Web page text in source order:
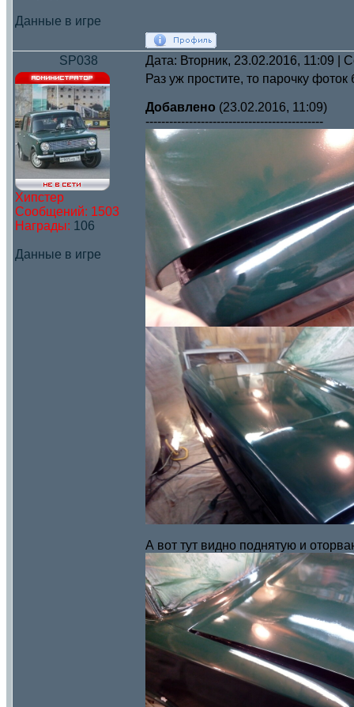
Данные в игре
SP038 Дата: Вторник, 23.02.2016, 11:09 |
Хипстер
Сообщений: 1503
Награды: 106
Данные в игре
Раз уж простите, то парочку фоток
Добавлено (23.02.2016, 11:09)
---------------------------------------------
А вот тут видно поднятую и